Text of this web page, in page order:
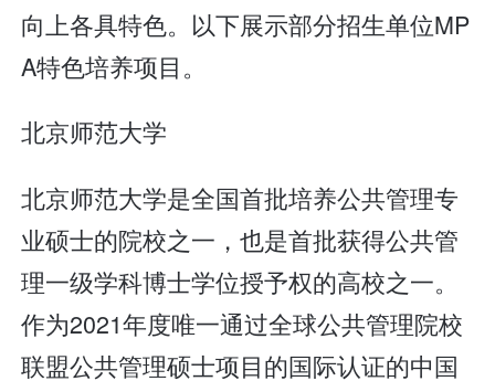
向上各具特色。以下展示部分招生单位MP
A特色培养项目。
北京师范大学
北京师范大学是全国首批培养公共管理专
业硕士的院校之一，也是首批获得公共管
理一级学科博士学位授予权的高校之一。
作为2021年度唯一通过全球公共管理院校
联盟公共管理硕士项目的国际认证的中国